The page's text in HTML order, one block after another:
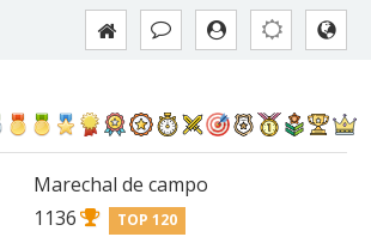
Marechal de campo
1136 TOP 120